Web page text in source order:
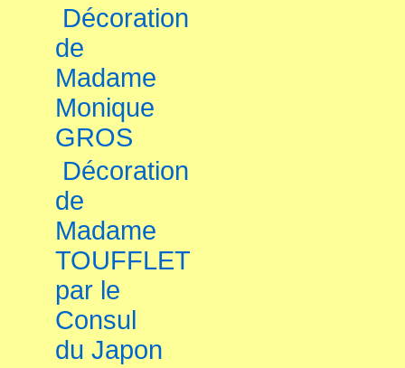
Décoration
de
Madame
Monique
GROS
Décoration
de
Madame
TOUFFLET
par le
Consul
du Japon